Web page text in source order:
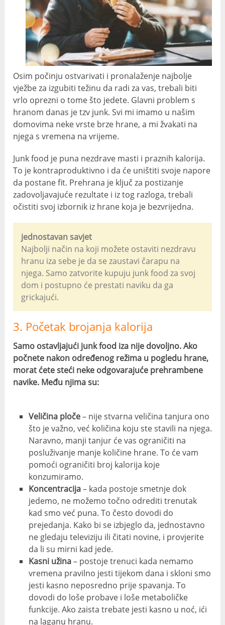
Osim počinju ostvarivati ​​i pronalaženje najbolje
vježbe za izgubiti težinu da radi za vas, trebali biti
vrlo oprezni o tome što jedete. Glavni problem s
hranom danas je tzv junk. Svi mi imamo u našim
domovima neke vrste brze hrane, a mi žvakati na
njega s vremena na vrijeme.
Junk food je puna nezdrave masti i praznih kalorija.
To je kontraproduktivno i da će uništiti svoje napore
da postane fit. Prehrana je ključ za postizanje
zadovoljavajuće rezultate i iz tog razloga, trebali
očistiti svoj izbornik iz hrane koja je bezvrijedna.
jednostavan savjet
Najbolji način na koji možete ostaviti nezdravu
hranu iza sebe je da se zaustavi čarapu na
njega. Samo zatvorite kupuju junk food za svoj
dom i postupno će prestati naviku da ga
grickajući.
3. Početak brojanja kalorija
Samo ostavljajući junk food iza nije dovoljno. Ako
počnete nakon određenog režima u pogledu hrane,
morat ćete steći neke odgovarajuće prehrambene
navike. Među njima su:
Veličina ploče– nije stvarna veličina tanjura ono
što je važno, već količina koju ste stavili na njega.
Naravno, manji tanjur će vas ograničiti na
posluživanje manje količine hrane. To će vam
pomoći ograničiti broj kalorija koje
konzumiramo.
Koncentracija– kada postoje smetnje dok
jedemo, ne možemo točno odrediti trenutak
kad smo već puna. To često dovodi do
prejedanja. Kako bi se izbjeglo da, jednostavno
ne gledaju televiziju ili čitati novine, i provjerite
da li su mirni kad jede.
Kasni užina– postoje trenuci kada nemamo
vremena pravilno jesti tijekom dana i skloni smo
jesti kasno neposredno prije spavanja. To
dovodi do loše probave i loše metaboličke
funkcije. Ako zaista trebate jesti kasno u noć, ići
na laganu hranu.